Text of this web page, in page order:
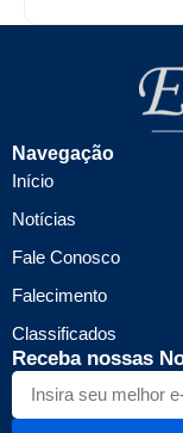
Navegação
Início
Notícias
Fale Conosco
Falecimento
Classificados
Receba nossas